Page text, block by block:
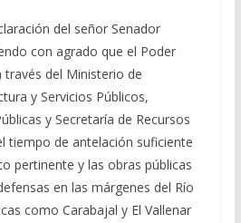
del señor Senador
con agrado que el Poder
través del Ministerio de
y Servicios Públicos,
y Secretaría de Recursos
tiempo de antelación suficiente
pertinente y las obras públicas
en las márgenes del Río
como Carabajal y El Vallenar